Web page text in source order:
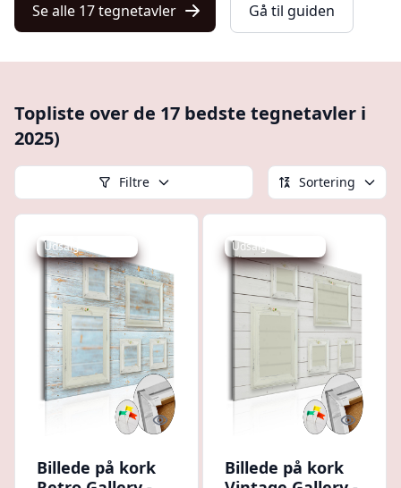
Se alle 17 tegnetavler Gå til guiden
Topliste over de 17 bedste tegnetavler i
2025)
Filtre Sortering
Udsalg - spar 7 %
Quick look
Billede på kork
Udsalg - spar 7 %
Quick
Billede på kork